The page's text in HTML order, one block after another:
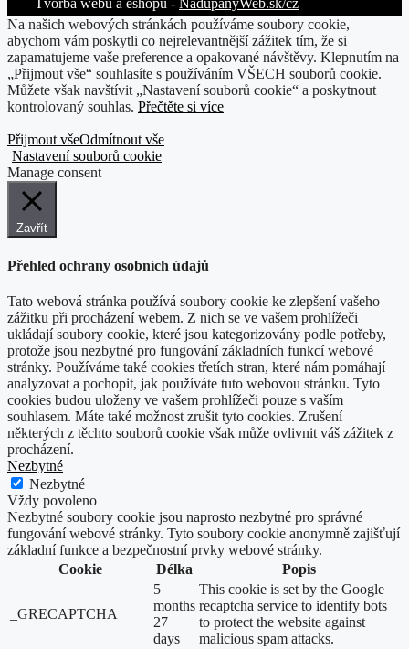
Tvorba webů a eshopů - NadupanýWeb.sk/cz
Na našich webových stránkách používáme soubory cookie,
abychom vám poskytli co nejrelevantnější zážitek tím, že si
zapamatujeme vaše preference a opakované návštěvy. Klepnutím na
„Přijmout vše“ souhlasíte s používáním VŠECH souborů cookie.
Můžete však navštívit „Nastavení souborů cookie“ a poskytnout
kontrolovaný souhlas. Přečtěte si více
Přijmout všeOdmítnout vše
Nastavení souborů cookie
Manage consent
Zavřít
Přehled ochrany osobních údajů
Tato webová stránka používá soubory cookie ke zlepšení vašeho
zážitku při procházení webem. Z nich se ve vašem prohlížeči
ukládají soubory cookie, které jsou kategorizovány podle potřeby,
protože jsou nezbytné pro fungování základních funkcí webové
stránky. Používáme také cookies třetích stran, které nám pomáhají
analyzovat a pochopit, jak používáte tuto webovou stránku. Tyto
cookies budou uloženy ve vašem prohlížeči pouze s vaším
souhlasem. Máte také možnost zrušit tyto cookies. Zrušení
některých z těchto souborů cookie však může ovlivnit váš zážitek z
procházení.
Nezbytné
Nezbytné
Vždy povoleno
Nezbytné soubory cookie jsou naprosto nezbytné pro správné
fungování webové stránky. Tyto soubory cookie anonymně zajišťují
základní funkce a bezpečnostní prvky webové stránky.
Cookie
Délka Popis
_GRECAPTCHA
5
months
27
days
This cookie is set by the Google
recaptcha service to identify bots
to protect the website against
malicious spam attacks.